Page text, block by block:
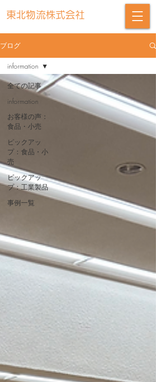
東北物流株式会社
ブログ
全ての記事
information
お客様の声：
食品・小売
ピックアッ
プ：食品・小
売
ピックアッ
プ：工業製品
事例一覧
information